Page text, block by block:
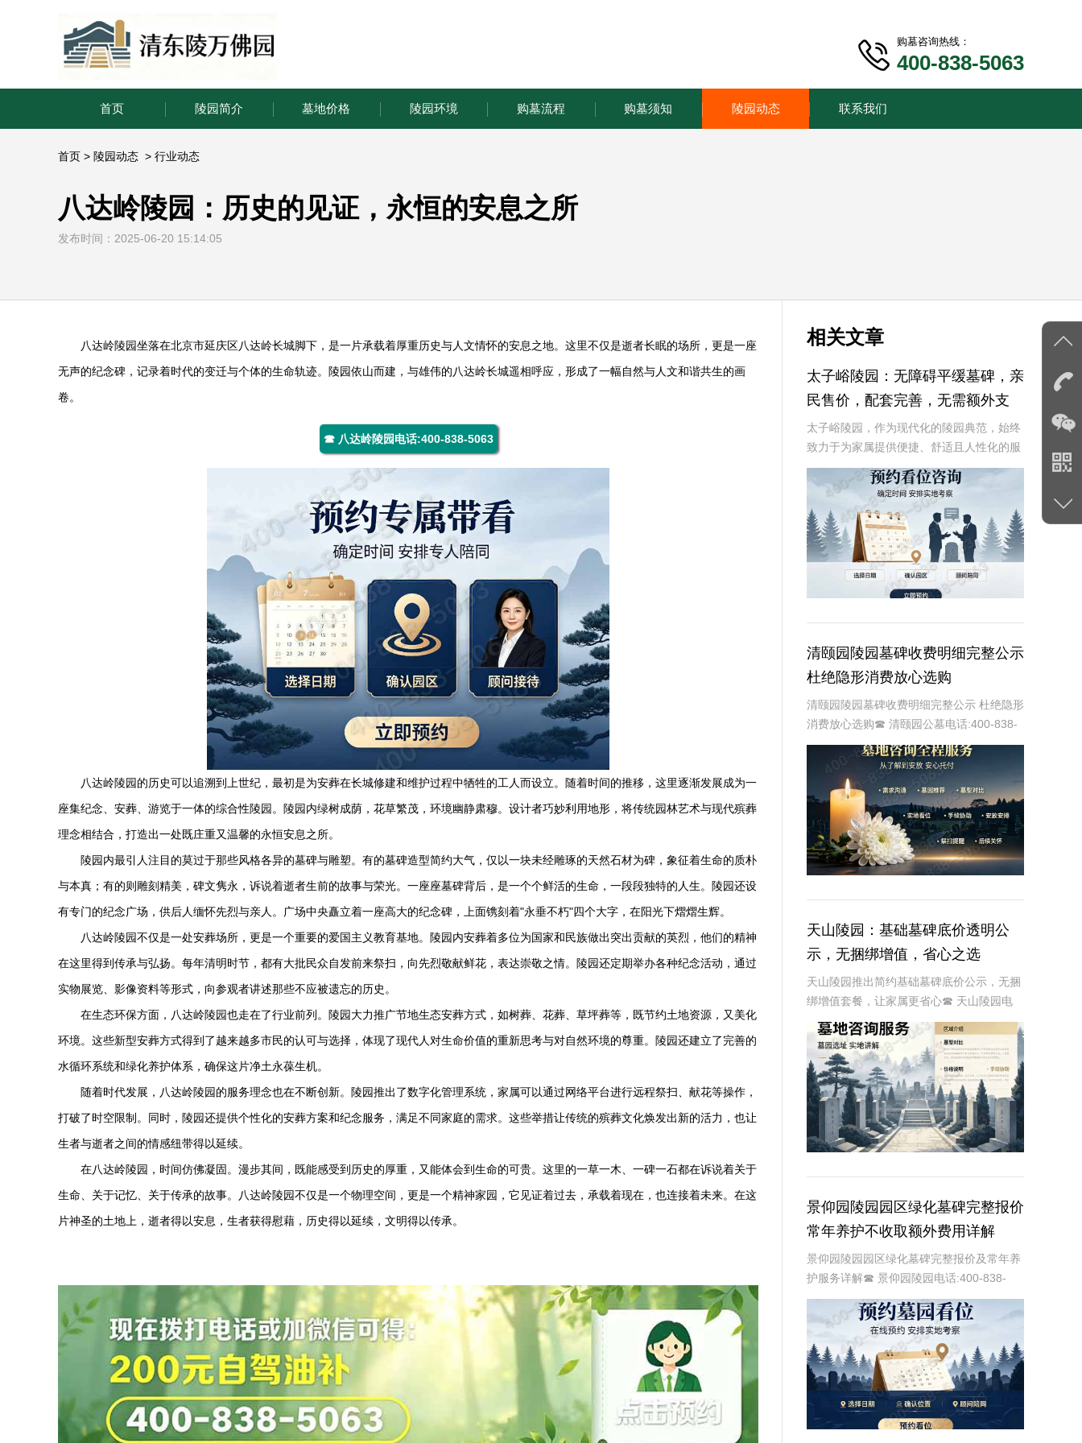
购墓咨询热线：
400-838-5063
首页 陵园简介 墓地价格 陵园环境 购墓流程 购墓须知 陵园动态 联系我们
首页 > 陵园动态 > 行业动态
八达岭陵园：历史的见证，永恒的安息之所
发布时间：2025-06-20 15:14:05
八达岭陵园坐落在北京市延庆区八达岭长城脚下，是一片承载着厚重历史与人文情怀的安息之地。这里不仅是逝者长眠的场所，更是一座
无声的纪念碑，记录着时代的变迁与个体的生命轨迹。陵园依山而建，与雄伟的八达岭长城遥相呼应，形成了一幅自然与人文和谐共生的画
卷。
☎ 八达岭陵园电话:400-838-5063
八达岭陵园的历史可以追溯到上世纪，最初是为安葬在长城修建和维护过程中牺牲的工人而设立。随着时间的推移，这里逐渐发展成为一
座集纪念、安葬、游览于一体的综合性陵园。陵园内绿树成荫，花草繁茂，环境幽静肃穆。设计者巧妙利用地形，将传统园林艺术与现代殡葬
理念相结合，打造出一处既庄重又温馨的永恒安息之所。
陵园内最引人注目的莫过于那些风格各异的墓碑与雕塑。有的墓碑造型简约大气，仅以一块未经雕琢的天然石材为碑，象征着生命的质朴
与本真；有的则雕刻精美，碑文隽永，诉说着逝者生前的故事与荣光。一座座墓碑背后，是一个个鲜活的生命，一段段独特的人生。陵园还设
有专门的纪念广场，供后人缅怀先烈与亲人。广场中央矗立着一座高大的纪念碑，上面镌刻着"永垂不朽"四个大字，在阳光下熠熠生辉。
八达岭陵园不仅是一处安葬场所，更是一个重要的爱国主义教育基地。陵园内安葬着多位为国家和民族做出突出贡献的英烈，他们的精神
在这里得到传承与弘扬。每年清明时节，都有大批民众自发前来祭扫，向先烈敬献鲜花，表达崇敬之情。陵园还定期举办各种纪念活动，通过
实物展览、影像资料等形式，向参观者讲述那些不应被遗忘的历史。
在生态环保方面， 八达岭陵园也走在了行业前列。陵园大力推广节地生态安葬方式，如树葬、花葬、草坪葬等，既节约土地资源，又美化
环境。这些新型安葬方式得到了越来越多市民的认可与选择，体现了现代人对生命价值的重新思考与对自然环境的尊重。陵园还建立了完善的
水循环系统和绿化养护体系，确保这片净土永葆生机。
随着时代发展， 八达岭陵园的服务理念也在不断创新。陵园推出了数字化管理系统，家属可以通过网络平台进行远程祭扫、献花等操作，
打破了时空限制。同时，陵园还提供个性化的安葬方案和纪念服务，满足不同家庭的需求。这些举措让传统的殡葬文化焕发出新的活力，也让
生者与逝者之间的情感纽带得以延续。
在八达岭陵园 ，时间仿佛凝固。漫步其间，既能感受到历史的厚重，又能体会到生命的可贵。这里的一草一木、一碑一石都在诉说着关于
生命、关于记忆、关于传承的故事。
八达岭陵园不仅是一个物理空间，更是一个精神家园，它见证着过去，承载着现在，也连接着未来。在这
片神圣的土地上，逝者得以安息，生者获得慰藉，历史得以延续，文明得以传承。
相关文章
太子峪陵园：无障碍平缓墓碑，亲
民售价，配套完善，无需额外支
出，为您省心省力！
太子峪陵园，作为现代化的陵园典范，始终
致力于为家属提供便捷、舒适且人性化的服
务体验。尤其在无障碍设施建设方面，太子
峪陵园更是行业内的领跑者。本文将深入剖
析太子峪陵园无障碍平缓墓碑的设计理念、
显著优势以
清颐园陵园墓碑收费明细完整公示
杜绝隐形消费放心选购
清颐园陵园墓碑收费明细完整公示 杜绝隐形
消费放心选购☎ 清颐园公墓电话:400-838-
5063在现代社会，随着人们生活水平的提
高，对于身后事的规划也日益受到重视。清
颐园陵园作为一家专业的陵园机构，
天山陵园：基础墓碑底价透明公
示，无捆绑增值，省心之选
天山陵园推出简约基础墓碑底价公示，无捆
绑增值套餐，让家属更省心☎ 天山陵园电
话:400-838-5063随着现代社会对身后事的
重视程度不断提高，墓碑作为逝者尊严的象
征，其选择和购买也变得尤为重要。天
景仰园陵园园区绿化墓碑完整报价
常年养护不收取额外费用详解
景仰园陵园园区绿化墓碑完整报价及常年养
护服务详解☎ 景仰园陵园电话:400-838-
5063在现代社会，人们对逝者的纪念方式越
来越注重生态环保和人文关怀。景仰园陵园
作为一家专业的陵园服务提供商，致力